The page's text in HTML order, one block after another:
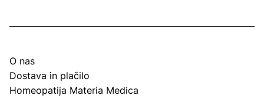
O nas
Dostava in plačilo
Homeopatija Materia Medica